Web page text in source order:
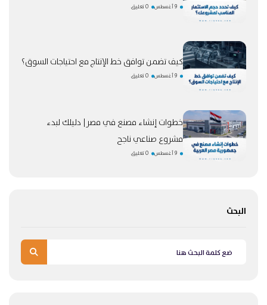
9 أغسطس 0 تعليق
كيف تضمن توافق خط الإنتاج مع احتياجات السوق؟
9 أغسطس 0 تعليق
خطوات إنشاء مصنع في مصر| دليلك لبدء
مشروع صناعي ناجح
9 أغسطس 0 تعليق
البحث